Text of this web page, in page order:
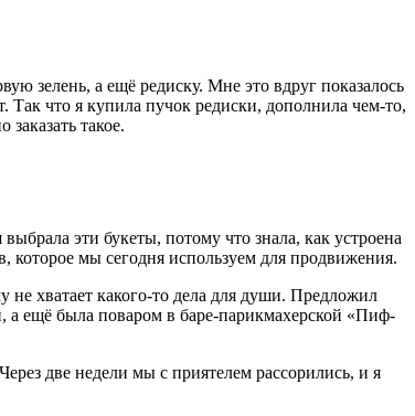
зелень, а ещё редиску. Мне это вдруг показалось
Так что я купила пучок редиски, дополнила чем-то,
такое.
эти букеты, потому что знала, как устроена
которое мы сегодня используем для продвижения.
не хватает какого-то дела для души. Предложил
а ещё была поваром в баре-парикмахерской «Пиф-
две недели мы с приятелем рассорились, и я